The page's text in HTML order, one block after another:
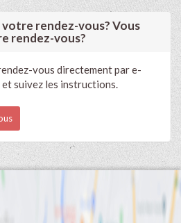
votre rendez-vous? Vous
rendez-vous?
vous directement par e-
suivez les instructions.